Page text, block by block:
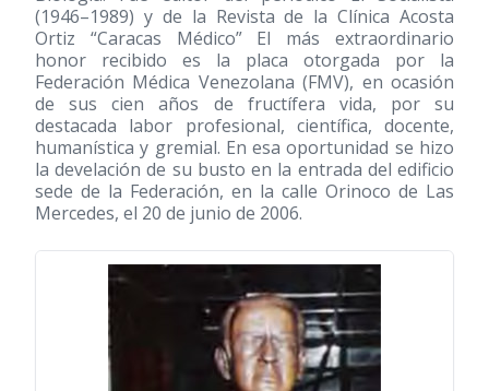
(1946–1989) y de la Revista de la Clínica Acosta
Ortiz “Caracas Médico” El más extraordinario
honor recibido es la placa otorgada por la
Federación Médica Venezolana (FMV), en ocasión
de sus cien años de fructífera vida, por su
destacada labor profesional, científica, docente,
humanística y gremial. En esa oportunidad se hizo
la develación de su busto en la entrada del edificio
sede de la Federación, en la calle Orinoco de Las
Mercedes, el 20 de junio de 2006.